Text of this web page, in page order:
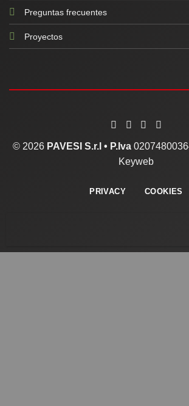
Preguntas frecuentes
Proyectos
© 2026 PAVESI S.r.l • P.Iva
Keyweb
PRIVACY COOKIES